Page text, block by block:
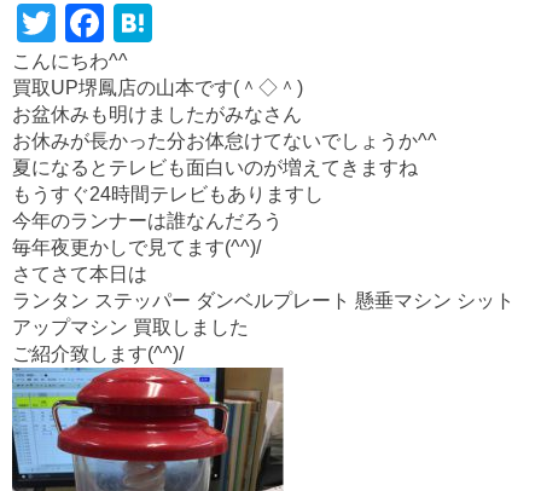
T
wi
tt
er
F
a
c
e
b
o
o
k
e
n
a
こんにちわ^^
買取UP堺鳳店の山本です(＾◇＾)
お盆休みも明けましたがみなさん
お休みが長かった分お体怠けてないでしょうか^^
夏になるとテレビも面白いのが増えてきますね
もうすぐ24時間テレビもありますし
今年のランナーは誰なんだろう
毎年夜更かしで見てます(^^)/
さてさて本日は
ランタン ステッパー ダンベルプレート 懸垂マシン シット
アップマシン 買取しました
ご紹介致します(^^)/